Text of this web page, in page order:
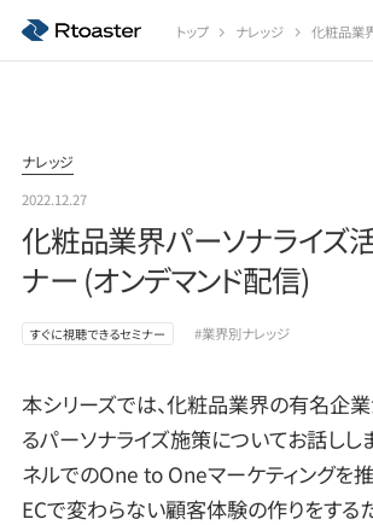
トップ ナレッジ 化粧品業
ナレッジ
2022.12.27
化粧品業界パーソナライズ
ナー (オンデマンド配信)
すぐに視聴できるセミナー #業界別ナレッジ
本シリーズでは、化粧品業界の有名企
るパーソナライズ施策についてお話しし
ネルでのOne to Oneマーケティングを
ECで変わらない顧客体験の作りをする